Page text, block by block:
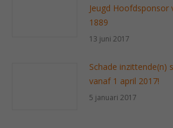
Jeugd Hoofdsponsor
1889
13 juni 2017
Schade inzittende(n)
vanaf 1 april 2017!
5 januari 2017